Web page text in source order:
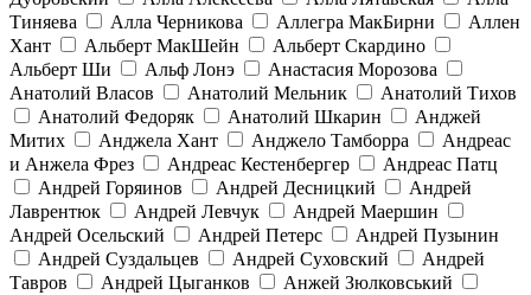
Тиняева
Алла Черникова Аллегра МакБирни
Аллен
Хант
Альберт МакШейн
Альберт Скардино
Альберт Ши
Альф Лонэ
Анастасия Морозова
Анатолий Власов
Анатолий Мельник
Анатолий Тихов
Анатолий Федоряк
Анатолий Шкарин
Анджей
Митих
Анджела Хант Анджело Тамборра
Андреас
и Анжела Фрез
Андреас Кестенбергер
Андреас Патц
Андрей Горяинов
Андрей Десницкий
Андрей
Лаврентюк
Андрей Левчук
Андрей Маершин
Андрей Осельский
Андрей Петерс
Андрей Пузынин
Андрей Суздальцев
Андрей Суховский
Андрей
Тавров
Андрей Цыганков
Анжей Зюлковський